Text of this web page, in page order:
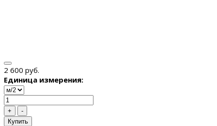
2 600 руб.
Единица измерения:
+
-
Купить